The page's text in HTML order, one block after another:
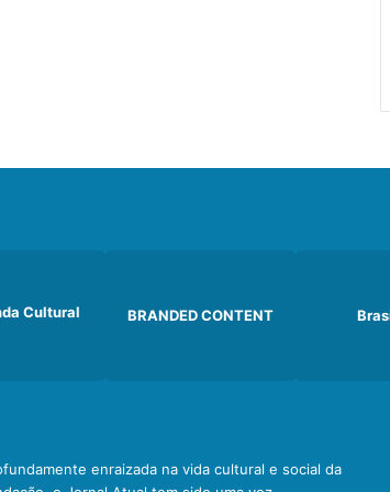
Cultural BRANDED CONTENT
enraizada na vida cultural e social da